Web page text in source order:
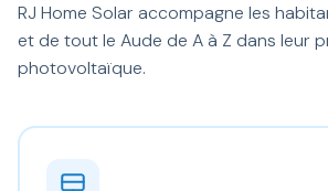
RJ Home Solar accompagne les
et de tout le Aude de A à Z dans leur
photovoltaïque.